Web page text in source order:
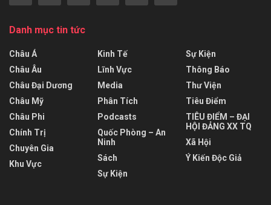
Danh mục tin tức
Châu Á
Châu Âu
Châu Đại Dương
Châu Mỹ
Châu Phi
Chính Trị
Chuyên Gia
Khu Vực
Kinh Tế
Lĩnh Vực
Media
Phân Tích
Podcasts
Quốc Phòng – An
Ninh
Sách
Sự Kiện
Sự Kiện
Thông Báo
Thư Viện
Tiêu Điểm
TIÊU ĐIỂM – ĐẠI
HỘI ĐẢNG XX TQ
Xã Hội
Ý Kiến Độc Giả